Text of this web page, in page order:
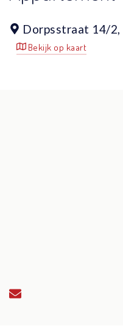
Dorpsstraat 14/2,
Bekijk op kaart